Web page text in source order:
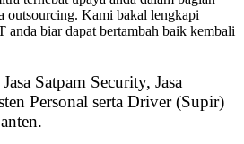
outsourcing. Kami bakal lengkapi
anda biar dapat bertambah baik kembali
Satpam Security, Jasa
Personal serta Driver (Supir)